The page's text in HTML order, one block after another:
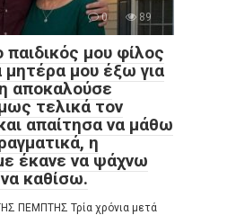
0 89
μου φίλος
μητέρα μου έξω για
αποκαλούσε
τελικά τον
απαίτησα να μάθω
η
έκανε να ψάχνω
καθίσω.
ΠΕΜΠΤΗΣ Τρία χρόνια μετά